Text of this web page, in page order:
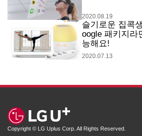
2020.08.19
슬기로운 집콕
oogle 패키지라
능해요!
2020.07.13
Copyright © LG Uplus Corp. All Rights Reserved.